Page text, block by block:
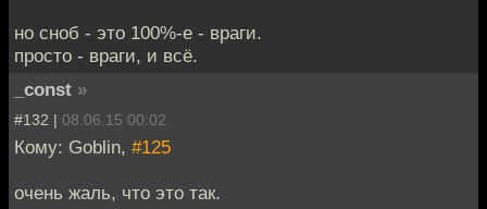
но сноб - это 100%-е - враги.
просто - враги, и всё.
_const »
#132 | 08.06.15 00:02
Кому: Goblin, #125
очень жаль, что это так.